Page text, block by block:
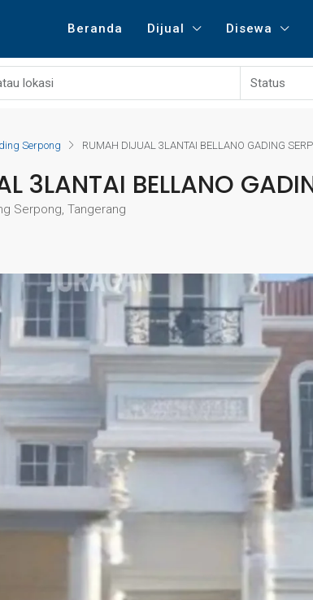
Beranda Dijual Disewa
Status
Serpong RUMAH DIJUAL 3LANTAI BELLANO GADING
3LANTAI BELLANO
Serpong, Tangerang